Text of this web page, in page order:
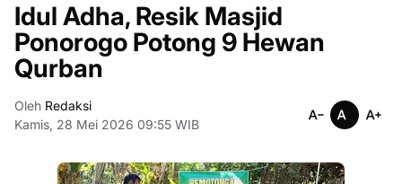
Idul Adha, Resik Masjid
Ponorogo Potong 9 Hewan
Qurban
Oleh Redaksi
Kamis, 28 Mei 2026 09:55 WIB